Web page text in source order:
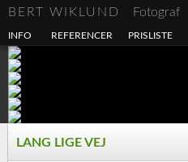
BERT WIKLUND Fotograf
INFO REFERENCER PRISLISTE
LANG LIGE VEJ